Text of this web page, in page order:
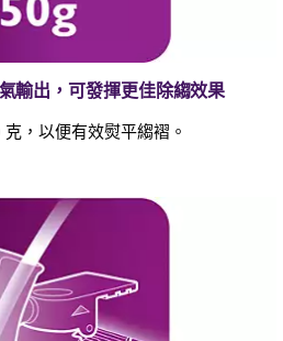
輸出，可發揮更佳除縐效果
，以便有效熨平縐褶。